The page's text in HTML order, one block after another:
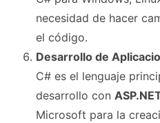
necesidad de hacer
el código.
Desarrollo de
C# es el lenguaje
desarrollo con
Microsoft para la